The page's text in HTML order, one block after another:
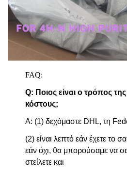
FAQ:
Q: Ποιος είναι ο τρόπος της
κόστους;
Α: (1) δεχόμαστε DHL, τη
(2) είναι λεπτό εάν έχετε το
εάν όχι, θα μπορούσαμε να
στείλετε και